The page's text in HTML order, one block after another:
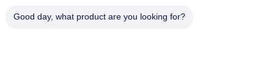
ทัวร์โรงงาน
ควบคุมคุณภาพ
Good day, what product are you looking for?